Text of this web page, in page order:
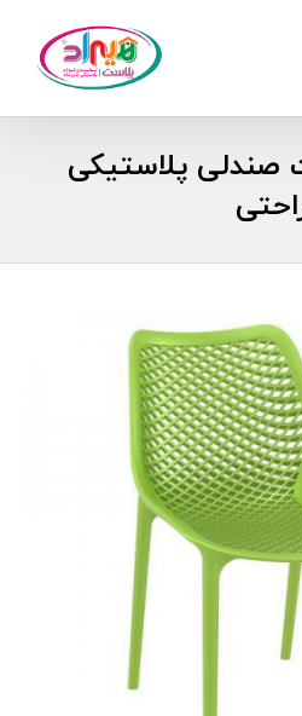
صندلی پلاستیکی